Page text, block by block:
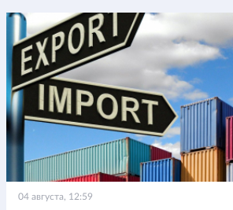
04 августа, 12:59